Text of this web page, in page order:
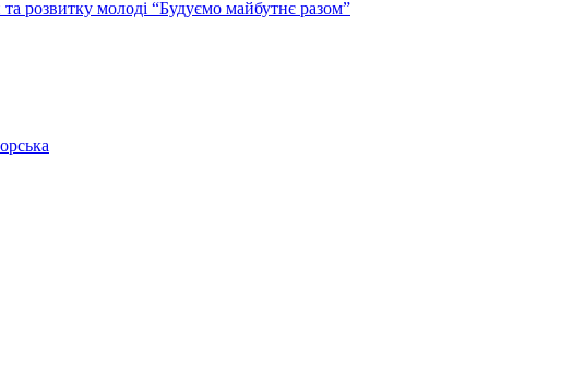
розвитку молоді “Будуємо майбутнє разом”